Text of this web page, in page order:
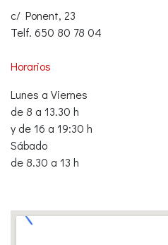
c/ Ponent, 23
Telf. 650 80 78 04
Horarios
Lunes a Viernes
de 8 a 13.30 h
y de 16 a 19:30 h
Sábado
de 8.30 a 13 h